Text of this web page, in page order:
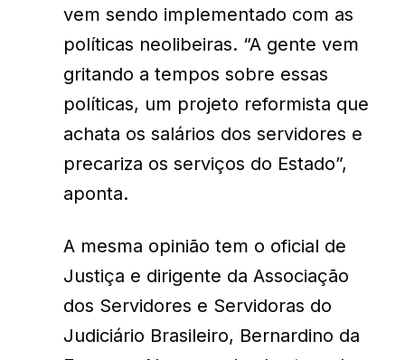
vem sendo implementado com as
políticas neolibeiras. “A gente vem
gritando a tempos sobre essas
políticas, um projeto reformista que
achata os salários dos servidores e
precariza os serviços do Estado”,
aponta.
A mesma opinião tem o oficial de
Justiça e dirigente da Associação
dos Servidores e Servidoras do
Judiciário Brasileiro, Bernardino da